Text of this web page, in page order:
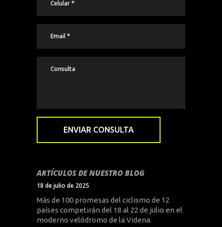
ARTÍCULOS DE NUESTRO BLOG
18 de julio de 2025
Más de 100 promesas del ciclismo de 12
países competirán del 18 al 22 de julio en el
moderno velódromo de la Videna.